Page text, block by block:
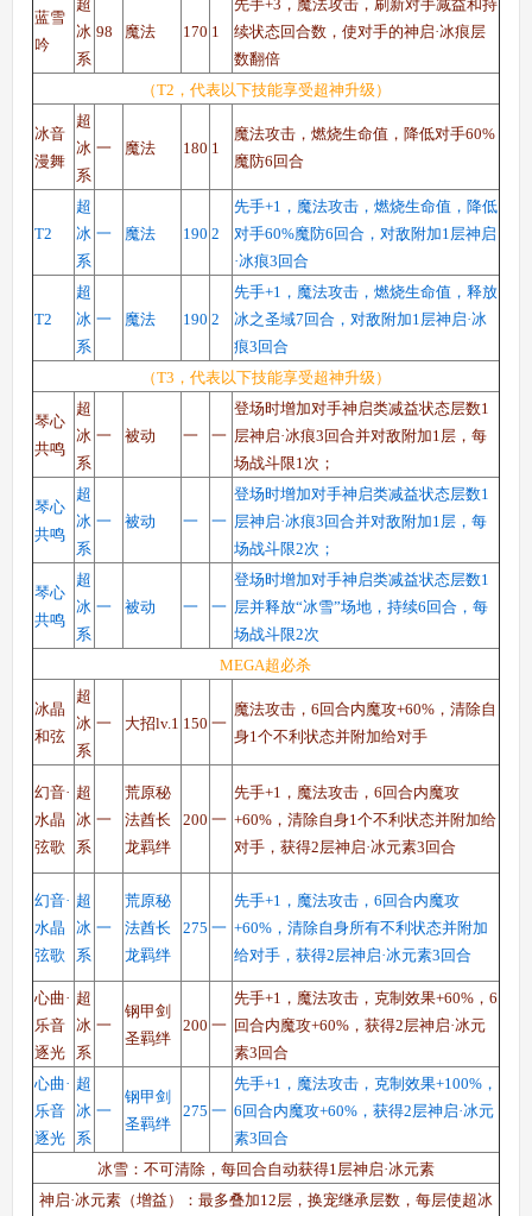
西普大陆手机版 搜 手
蓝雪
吟
超
冰
系
98 魔法 170 1
先手+3，魔法攻击，刷新对手减益和持
续状态回合数，使对手的神启·冰痕层
数翻倍
（T2，代表以下技能享受超神升级）
冰音
漫舞
超
冰
系
一 魔法 180 1
魔法攻击，燃烧生命值，降低对手60%
魔防6回合
T2
超
冰
系
一 魔法 190 2
先手+1，魔法攻击，燃烧生命值，降低
对手60%魔防6回合，对敌附加1层神启
·冰痕3回合
T2
超
冰
系
一 魔法 190 2
先手+1，魔法攻击，燃烧生命值，释放
冰之圣域7回合，对敌附加1层神启·冰
痕3回合
（T3，代表以下技能享受超神升级）
琴心
共鸣
超
冰
系
一 被动 一 一
登场时增加对手神启类减益状态层数1
层神启·冰痕3回合并对敌附加1层，每
场战斗限1次；
琴心
共鸣
超
冰
系
一 被动 一 一
登场时增加对手神启类减益状态层数1
层神启·冰痕3回合并对敌附加1层，每
场战斗限2次；
琴心
共鸣
超
冰
系
一 被动 一 一
登场时增加对手神启类减益状态层数1
层并释放“冰雪”场地，持续6回合，每
场战斗限2次
MEGA超必杀
冰晶
和弦
超
冰
系
一 大招lv.1 150 一
魔法攻击，6回合内魔攻+60%，清除自
身1个不利状态并附加给对手
幻音·
水晶
弦歌
超
冰
系
一
荒原秘
法酋长
龙羁绊
200 一
先手+1，魔法攻击，6回合内魔攻
+60%，清除自身1个不利状态并附加给
对手，获得2层神启·冰元素3回合
幻音·
水晶
弦歌
超
冰
系
一
荒原秘
法酋长
龙羁绊
275 一
先手+1，魔法攻击，6回合内魔攻
+60%，清除自身所有不利状态并附加
给对手，获得2层神启·冰元素3回合
心曲·
乐音
逐光
超
冰
系
一
钢甲剑
圣羁绊
200 一
先手+1，魔法攻击，克制效果+60%，6
回合内魔攻+60%，获得2层神启·冰元
素3回合
心曲·
乐音
逐光
超
冰
系
一
钢甲剑
圣羁绊
275 一
先手+1，魔法攻击，克制效果+100%，
6回合内魔攻+60%，获得2层神启·冰元
素3回合
冰雪：不可清除，每回合自动获得1层神启·冰元素
神启·冰元素（增益）：最多叠加12层，换宠继承层数，每层使超冰